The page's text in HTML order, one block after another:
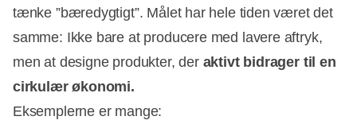
tænke ”bæredygtigt”. Målet har hele tiden været det
samme: Ikke bare at producere med lavere aftryk,
men at designe produkter, der aktivt bidrager til en
cirkulær økonomi.
Eksemplerne er mange: